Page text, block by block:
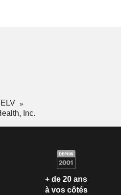
Inc.
+ de 20 ans
à vos côtés